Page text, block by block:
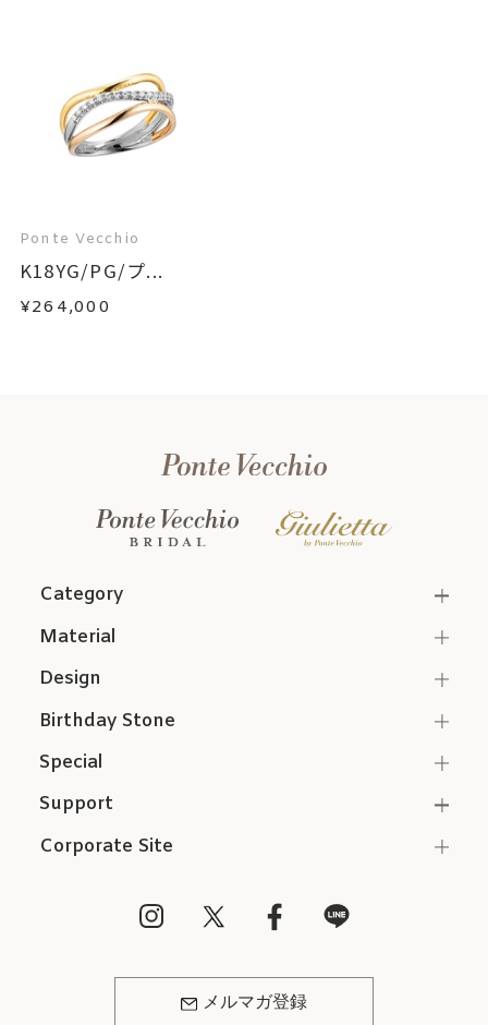
Ponte Vecchio
K18YG/PG/プ...
¥264,000
Category
Support
Corporate Site
メルマガ登録
Material
Design
Birthday Stone
Special